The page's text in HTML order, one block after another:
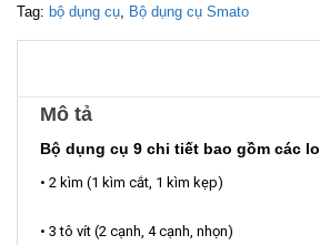
Tag: bộ dụng cụ, Bộ dụng cụ Smato
Mô tả
Bộ dụng cụ 9 chi tiết bao gồm các
• 2 kìm (1 kìm cắt, 1 kìm kẹp)
• 3 tô vít (2 cạnh, 4 cạnh, nhọn)